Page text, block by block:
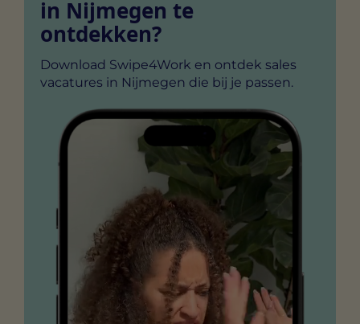
in Nijmegen te
ontdekken?
Download Swipe4Work en ontdek sales
vacatures in Nijmegen die bij je passen.